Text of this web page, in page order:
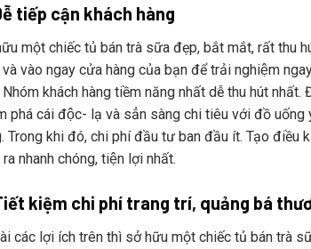
tiếp cận khách hàng
một chiếc tủ bán trà sữa đẹp, bắt mắt, rất thu
và vào ngay cửa hàng của bạn để trải nghiệm
Nhóm khách hàng tiềm năng nhất dễ thu hút
phá cái độc- lạ và sẳn sàng chi tiêu với đồ uống
Trong khi đó, chi phí đầu tư ban đầu ít. Tạo điều
nhanh chóng, tiện lợi nhất.
kiệm chi phí trang trí, quảng bá
các lợi ích trên thì sở hữu một chiếc tủ bán trà